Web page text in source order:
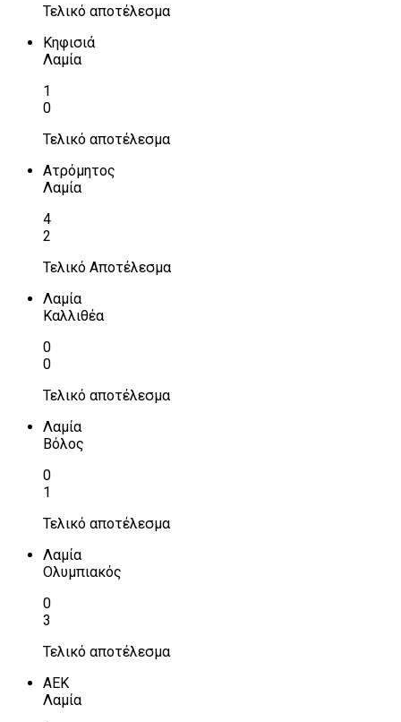
Τελικό αποτέλεσμα
Κηφισιά
Λαμία
1
0
Τελικό αποτέλεσμα
Ατρόμητος
Λαμία
4
2
Τελικό Αποτέλεσμα
Λαμία
Καλλιθέα
0
0
Τελικό αποτέλεσμα
Λαμία
Βόλος
0
1
Τελικό αποτέλεσμα
Λαμία
Ολυμπιακός
0
3
Τελικό αποτέλεσμα
ΑΕΚ
Λαμία